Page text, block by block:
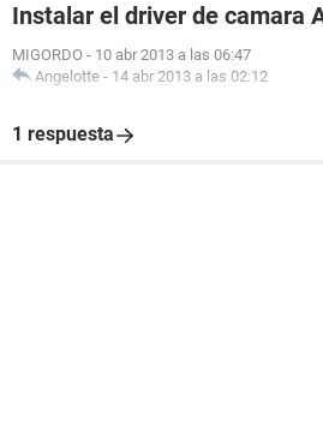
Instalar el driver de camara
MIGORDO - 10 abr 2013 a las 06:47
Angelotte - 14 abr 2013 a las 02:12
1 respuesta